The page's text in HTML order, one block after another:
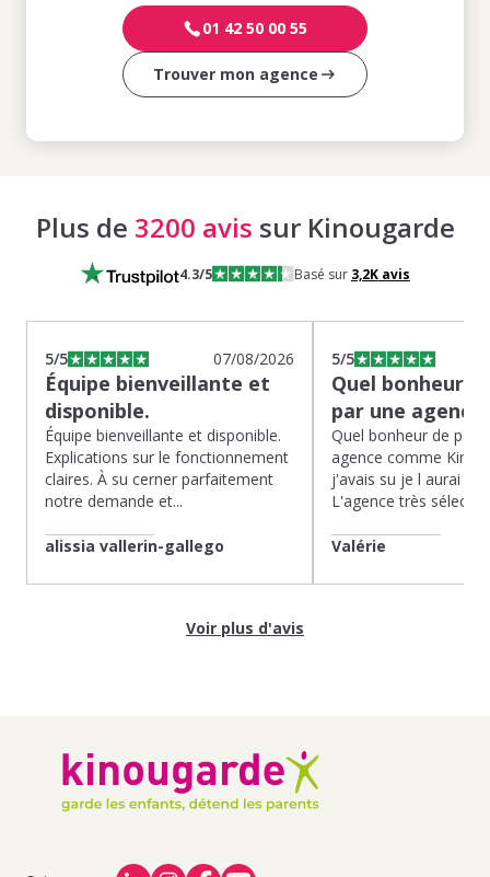
01 42 50 00 55
Trouver mon agence
Plus de 3200 avis sur Kinougarde
4.3/5 Basé sur 3,2Kavis
5/5 07/08/2026
Équipe bienveillante et
disponible.
Équipe bienveillante et disponible.
Explications sur le fonctionnement
claires. À su cerner parfaitement
notre demande et...
alissia vallerin-gallego
5/5
Quel bonheur
par une
Quel bonheur de
agence comme
j'avais su je l aurai
L'agence très
Valérie
Voir plus d'avis